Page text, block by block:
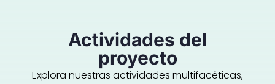
Actividades del
proyecto
Explora nuestras actividades multifacéticas,